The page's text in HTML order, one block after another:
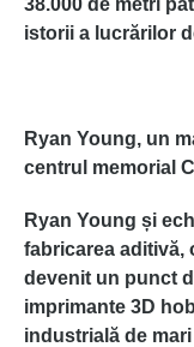
istorii a lucrărilor
Ryan Young, un
centrul memorial
Ryan Young și
fabricarea aditivă,
devenit un punct
imprimante 3D
industrială de